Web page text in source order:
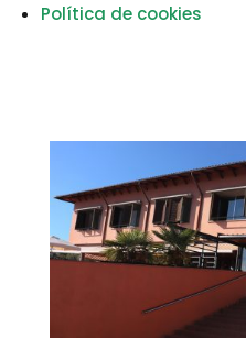
Política de cookies